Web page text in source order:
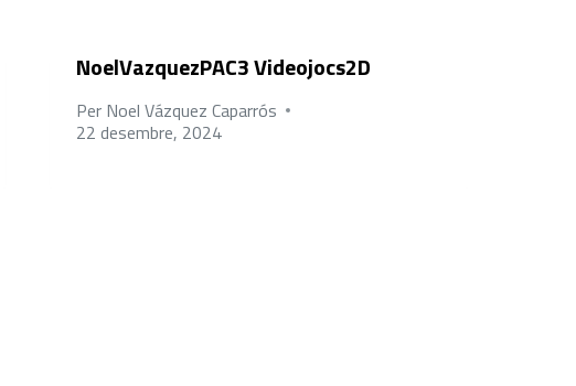
NoelVazquezPAC3 Videojocs2D
Per Noel Vázquez Caparrós
22 desembre, 2024